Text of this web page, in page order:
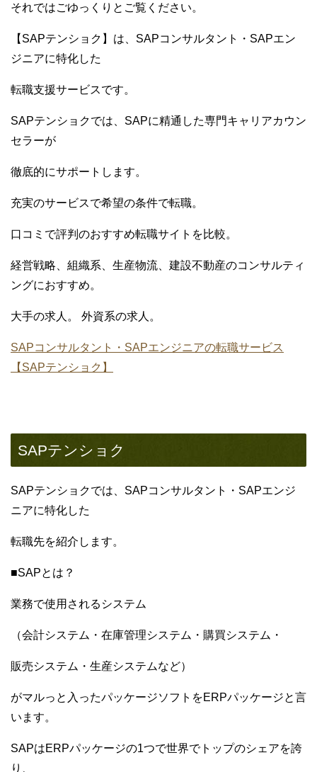
それではごゆっくりとご覧ください。
【SAPテンショク】は、SAPコンサルタント・SAPエン
ジニアに特化した
転職支援サービスです。
SAPテンショクでは、SAPに精通した専門キャリアカウン
セラーが
徹底的にサポートします。
充実のサービスで希望の条件で転職。
口コミで評判のおすすめ転職サイトを比較。
経営戦略、組織系、生産物流、建設不動産のコンサルティ
ングにおすすめ。
大手の求人。 外資系の求人。
SAPコンサルタント・SAPエンジニアの転職サービス
【SAPテンショク】
SAPテンショク
SAPテンショクでは、SAPコンサルタント・SAPエンジ
ニアに特化した
転職先を紹介します。
■SAPとは？
業務で使用されるシステム
（会計システム・在庫管理システム・購買システム・
販売システム・生産システムなど）
がマルっと入ったパッケージソフトをERPパッケージと言
います。
SAPはERPパッケージの1つで世界でトップのシェアを誇
り、